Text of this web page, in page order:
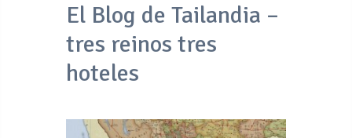
El Blog de Tailandia –
tres reinos tres
hoteles